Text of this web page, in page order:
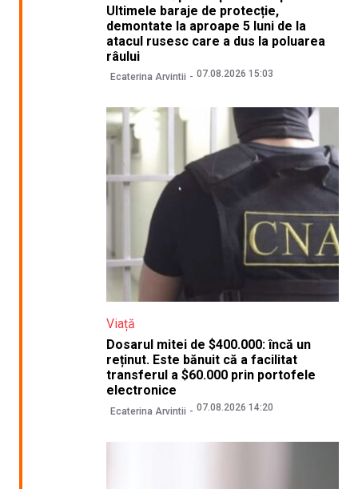
Ultimele baraje de protecție,
demontate la aproape 5 luni de la
atacul rusesc care a dus la poluarea
râului
Ecaterina Arvintii 07.08.2026 15:03
Viață
Dosarul mitei de $400.000: încă un
reținut. Este bănuit că a facilitat
transferul a $60.000 prin portofele
electronice
Ecaterina Arvintii 07.08.2026 14:20